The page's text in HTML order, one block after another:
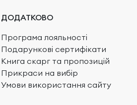
ДОДАТКОВО
Програма лояльності
Подарункові сертифікати
Книга скарг та пропозицій
Прикраси на вибір
Умови використання сайту